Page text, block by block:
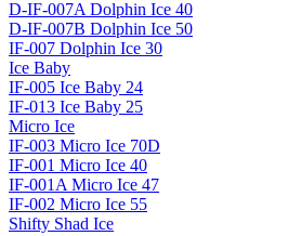
D-IF-007A Dolphin Ice 40
D-IF-007B Dolphin Ice 50
IF-007 Dolphin Ice 30
Ice Baby
IF-005 Ice Baby 24
IF-013 Ice Baby 25
Micro Ice
IF-003 Micro Ice 70D
IF-001 Micro Ice 40
IF-001A Micro Ice 47
IF-002 Micro Ice 55
Shifty Shad Ice